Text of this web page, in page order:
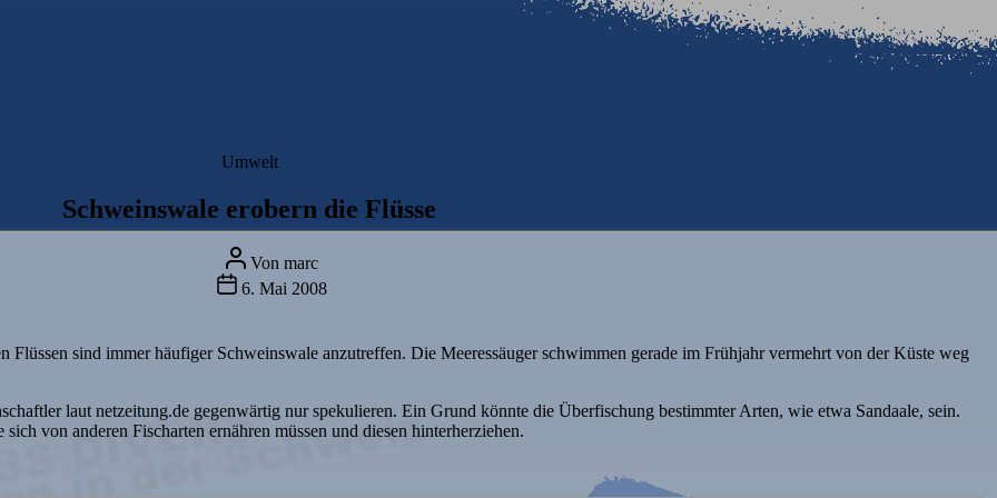
Kategorien
Umwelt
Schweinswale erobern die Flüsse
Beitragsautor
Von marc
Beitragsdatum
6. Mai 2008
Flüssen sind immer häufiger Schweinswale anzutreffen. Die Meeressäuger schwimmen gerade im Frühjahr vermehrt von der Küste weg
laut netzeitung.de gegenwärtig nur spekulieren. Ein Grund könnte die Überfischung bestimmter Arten, wie etwa Sandaale, sein.
von anderen Fischarten ernähren müssen und diesen hinterherziehen.